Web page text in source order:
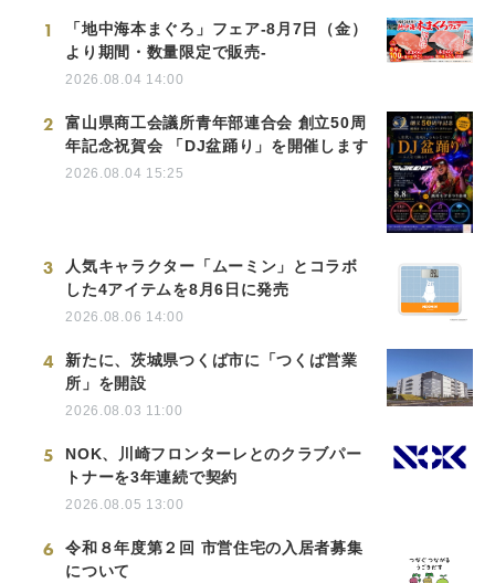
1
「地中海本まぐろ」フェア-8月7日（金）
より期間・数量限定で販売-
2026.08.04 14:00
2
富山県商工会議所青年部連合会 創立50周
年記念祝賀会 「DJ盆踊り」を開催します
2026.08.04 15:25
3
人気キャラクター「ムーミン」とコラボ
した4アイテムを8月6日に発売
2026.08.06 14:00
4
新たに、茨城県つくば市に「つくば営業
所」を開設
2026.08.03 11:00
5
NOK、川崎フロンターレとのクラブパー
トナーを3年連続で契約
2026.08.05 13:00
6
令和８年度第２回 市営住宅の入居者募集
について